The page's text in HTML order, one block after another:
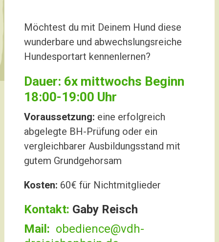
Möchtest du mit Deinem Hund diese
wunderbare und abwechslungsreiche
Hundesportart kennenlernen?
Dauer: 6x mittwochs Beginn
18:00-19:00 Uhr
Voraussetzung: eine erfolgreich
abgelegte BH-Prüfung oder ein
vergleichbarer Ausbildungsstand mit
gutem Grundgehorsam
Kosten: 60€ für Nichtmitglieder
Kontakt: Gaby Reisch
Mail: obedience@vdh-